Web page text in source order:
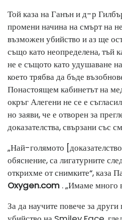
Той каза на Ганън и д-р
промени начина на смърт на
възможен убийство и аз ще
също като неопределена, тъй
не е същото като удушаване
което трябва да бъде
Понастоящем кабинетът на
окръг Алегени не се е
но заяви, че е отворен за
доказателства, свързани със
„Най-голямото
обяснение, са лигатурните
открихме от снимките“, каза
Oxygen.com . „Имаме много
За да научите повече за